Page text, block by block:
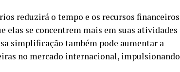
reduzirá o tempo e os recursos financeiros
elas se concentrem mais em suas atividades
simplificação também pode aumentar a
no mercado internacional, impulsionando